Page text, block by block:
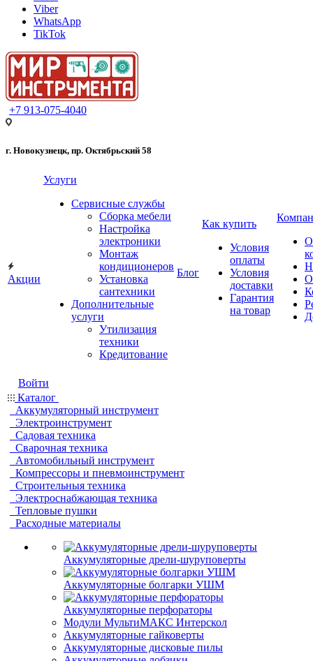
Viber
WhatsApp
TikTok
+7 913-075-4040
г. Новокузнецк, пр. Октябрьский 58
Акции
Услуги
Сервисные службы
Сборка мебели
Настройка
электроники
Монтаж
кондиционеров
Установка
сантехники
Дополнительные
услуги
Утилизация
техники
Кредитование
Блог
Как купить
Условия
оплаты
Условия
доставки
Гарантия
на товар
О
Войти
Каталог
Аккумуляторный инструмент
Электроинструмент
Садовая техника
Сварочная техника
Автомобильный инструмент
Компрессоры и пневмоинструмент
Строительныя техника
Электроснабжающая техника
Тепловые пушки
Расходные материалы
Аккумуляторные дрели-шуруповерты
Аккумуляторные болгарки УШМ
Аккумуляторные перфораторы
Модули МультиМАКС Интерскол
Аккумуляторные гайковерты
Аккумуляторные дисковые пилы